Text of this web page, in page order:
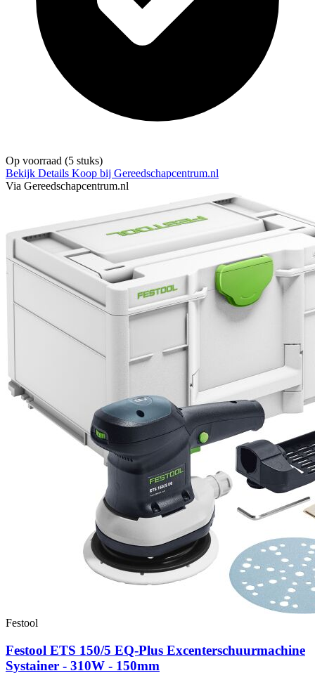
Op voorraad (5 stuks)
Bekijk Details Koop bij Gereedschapcentrum.nl
Via Gereedschapcentrum.nl
Festool
Festool ETS 150/5 EQ-Plus Excenterschuurmachine
Systainer - 310W - 150mm